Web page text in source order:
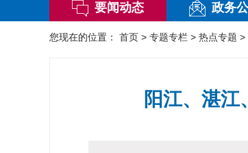
要闻动态 政务
您现在的位置： 首页 > 专题专栏 > 热点专题 >
阳江、湛